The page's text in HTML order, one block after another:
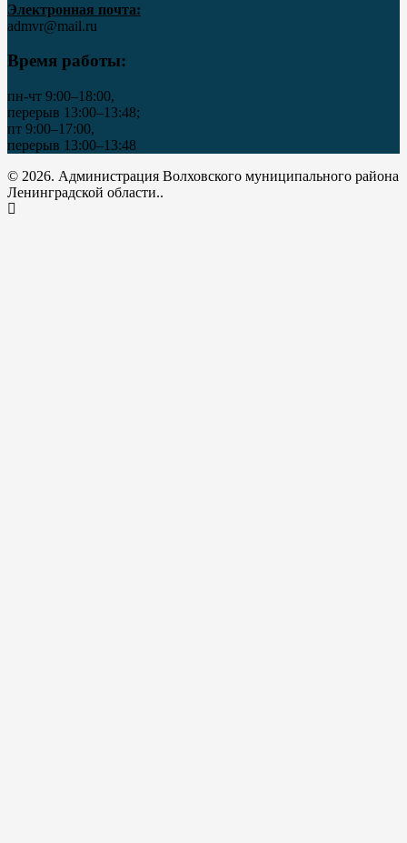
Электронная почта:
admvr@mail.ru
Время работы:
пн-чт 9:00–18:00,
перерыв 13:00–13:48;
пт 9:00–17:00,
перерыв 13:00–13:48
© 2026. Администрация Волховского муниципального района
Ленинградской области..